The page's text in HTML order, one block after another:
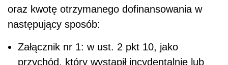
oraz kwotę otrzymanego dofinansowania w
następujący sposób:
Załącznik nr 1: w ust. 2 pkt 10, jako
przychód, który wystąpił incydentalnie lub